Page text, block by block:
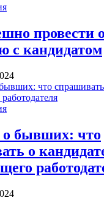
провести
с кандидатом
о бывших: что
о